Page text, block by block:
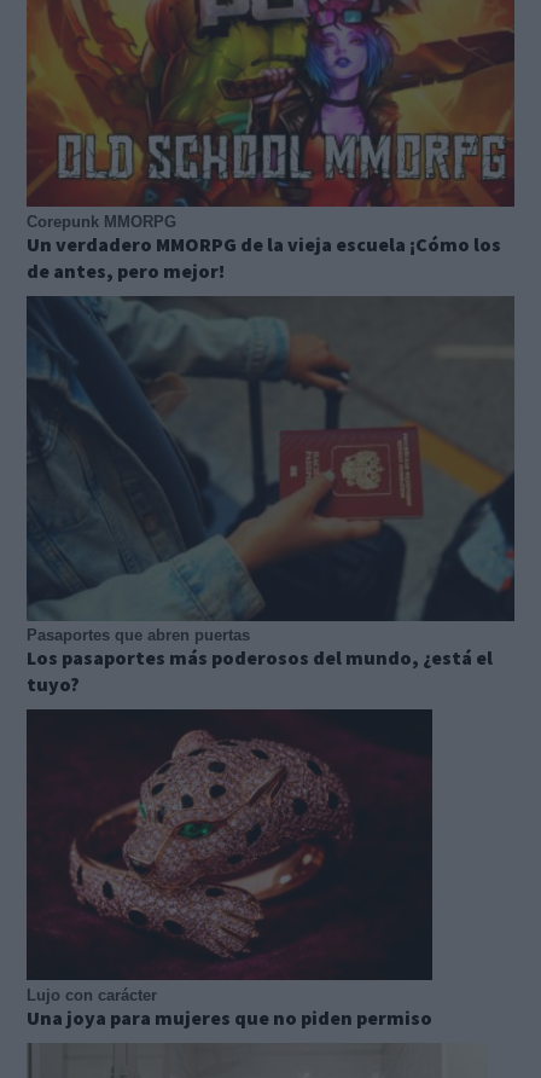
Corepunk MMORPG
Un verdadero MMORPG de la vieja escuela ¡Cómo los
de antes, pero mejor!
Pasaportes que abren puertas
Los pasaportes más poderosos del mundo, ¿está el
tuyo?
Lujo con carácter
Una joya para mujeres que no piden permiso